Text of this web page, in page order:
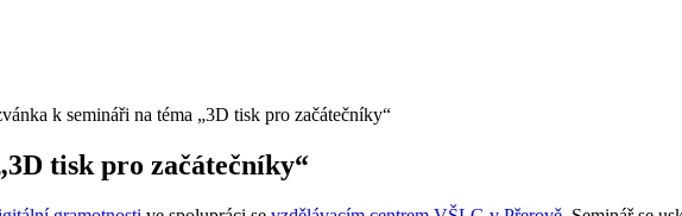
k semináři na téma „3D tisk pro začátečníky“
tisk pro začátečníky“